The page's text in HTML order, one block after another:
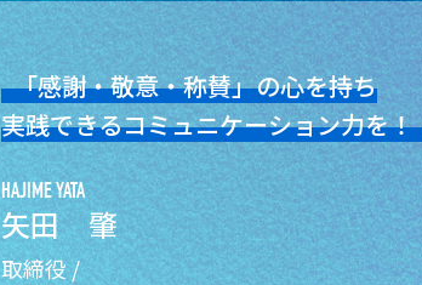
「感謝・敬意・称賛」の心を持ち
実践できるコミュニケーション力を！
HAJIME YATA
矢田 肇
取締役 /